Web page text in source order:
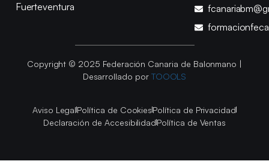
Fuerteventura
Copyright © 2025 Federación Canaria de Balonmano |
Desarrollado por TOOOLS
Aviso LegalPolítica de CookiesPolítica de Privacidad
Declaración de AccesibilidadPolítica de Ventas